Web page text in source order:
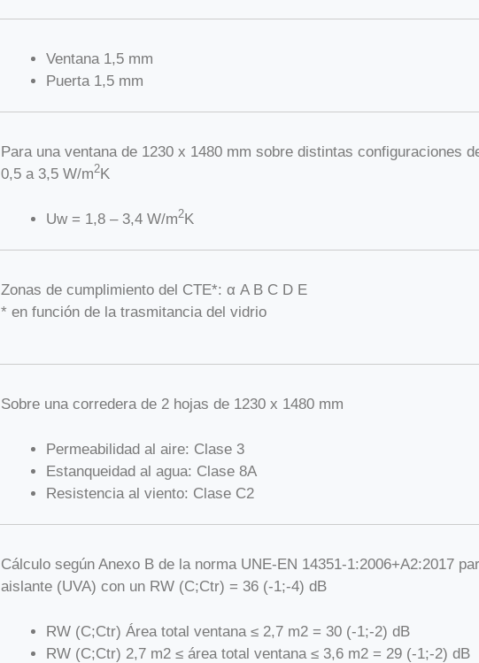
Ventana 1,5 mm
Puerta 1,5 mm
Para una ventana de 1230 x 1480 mm sobre distintas configuraciones
0,5 a 3,5 W/m2K
Uw = 1,8 – 3,4 W/m2K
Zonas de cumplimiento del CTE*: α A B C D E
* en función de la trasmitancia del vidrio
Sobre una corredera de 2 hojas de 1230 x 1480 mm
Permeabilidad al aire: Clase 3
Estanqueidad al agua: Clase 8A
Resistencia al viento: Clase C2
Cálculo según Anexo B de la norma UNE-EN 14351-1:2006+A2:2017
aislante (UVA) con un RW (C;Ctr) = 36 (-1;-4) dB
RW (C;Ctr) Área total ventana ≤ 2,7 m2 = 30 (-1;-2) dB
RW (C;Ctr) 2,7 m2 ≤ área total ventana ≤ 3,6 m2 = 29 (-1;-2) dB